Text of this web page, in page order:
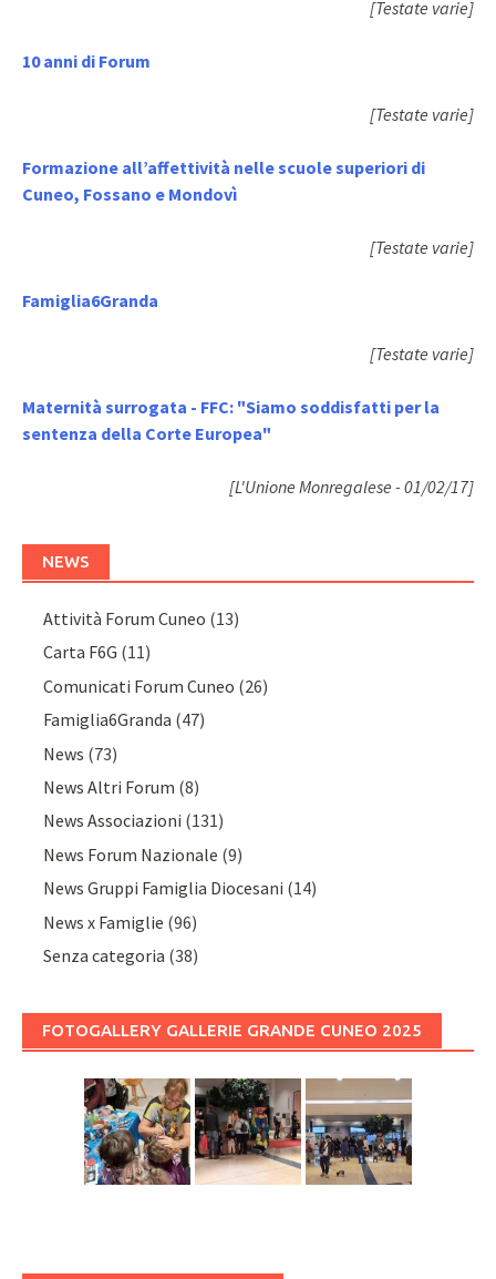
[Testate varie]
10 anni di Forum
[Testate varie]
Formazione all’affettività nelle scuole superiori di
Cuneo, Fossano e Mondovì
[Testate varie]
Famiglia6Granda
[Testate varie]
Maternità surrogata - FFC: "Siamo soddisfatti per la
sentenza della Corte Europea"
[L'Unione Monregalese - 01/02/17]
NEWS
Attività Forum Cuneo (13)
Carta F6G (11)
Comunicati Forum Cuneo (26)
Famiglia6Granda (47)
News (73)
News Altri Forum (8)
News Associazioni (131)
News Forum Nazionale (9)
News Gruppi Famiglia Diocesani (14)
News x Famiglie (96)
Senza categoria (38)
FOTOGALLERY GALLERIE GRANDE CUNEO 2025